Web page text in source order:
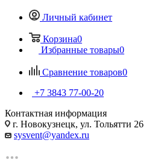
Личный кабинет
Корзина0
Избранные товары0
Сравнение товаров0
+7 3843 77-00-20
Контактная информация
г. Новокузнецк, ул. Тольятти 26
sysvent@yandex.ru